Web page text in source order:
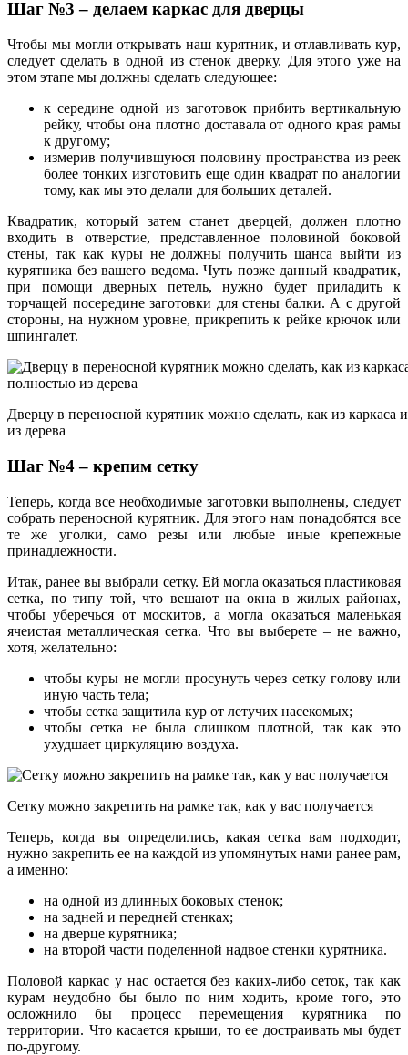
Шаг №3 – делаем каркас для дверцы
Чтобы мы могли открывать наш курятник, и отлавливать кур,
следует сделать в одной из стенок дверку. Для этого уже на
этом этапе мы должны сделать следующее:
к середине одной из заготовок прибить вертикальную
рейку, чтобы она плотно доставала от одного края рамы
к другому;
измерив получившуюся половину пространства из реек
более тонких изготовить еще один квадрат по аналогии
тому, как мы это делали для больших деталей.
Квадратик, который затем станет дверцей, должен плотно
входить в отверстие, представленное половиной боковой
стены, так как куры не должны получить шанса выйти из
курятника без вашего ведома. Чуть позже данный квадратик,
при помощи дверных петель, нужно будет приладить к
торчащей посередине заготовки для стены балки. А с другой
стороны, на нужном уровне, прикрепить к рейке крючок или
шпингалет.
Дверцу в переносной курятник можно сделать, как из каркаса
из дерева
Шаг №4 – крепим сетку
Теперь, когда все необходимые заготовки выполнены, следует
собрать переносной курятник. Для этого нам понадобятся все
те же уголки, само резы или любые иные крепежные
принадлежности.
Итак, ранее вы выбрали сетку. Ей могла оказаться пластиковая
сетка, по типу той, что вешают на окна в жилых районах,
чтобы уберечься от москитов, а могла оказаться маленькая
ячеистая металлическая сетка. Что вы выберете – не важно,
хотя, желательно:
чтобы куры не могли просунуть через сетку голову или
иную часть тела;
чтобы сетка защитила кур от летучих насекомых;
чтобы сетка не была слишком плотной, так как это
ухудшает циркуляцию воздуха.
Сетку можно закрепить на рамке так, как у вас получается
Теперь, когда вы определились, какая сетка вам подходит,
нужно закрепить ее на каждой из упомянутых нами ранее рам,
а именно:
на одной из длинных боковых стенок;
на задней и передней стенках;
на дверце курятника;
на второй части поделенной надвое стенки курятника.
Половой каркас у нас остается без каких-либо сеток, так как
курам неудобно бы было по ним ходить, кроме того, это
осложнило бы процесс перемещения курятника по
территории. Что касается крыши, то ее достраивать мы будет
по-другому.